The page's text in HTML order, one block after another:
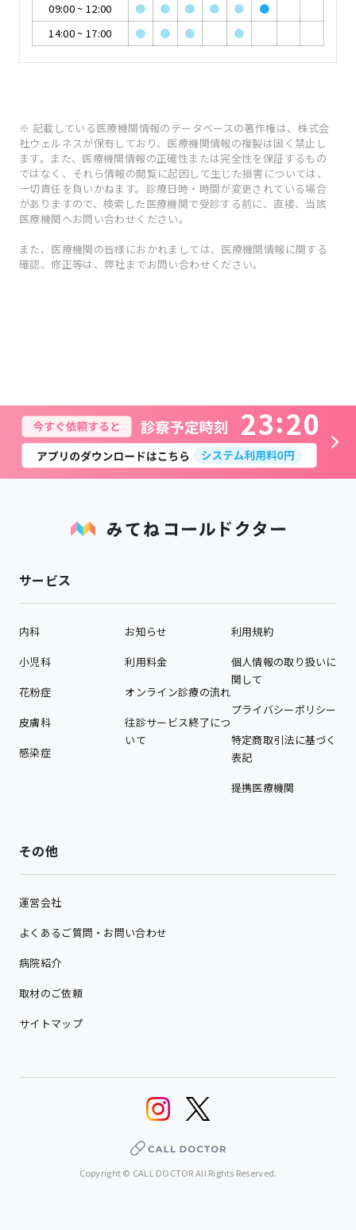
09:00~ 12:00 ● ● ● ● ●
●
14:00~ 17:00 ● ● ● ●
※ 記載している医療機関情報のデータベースの著作権は、株式会
社ウェルネスが保有しており、医療機関情報の複製は固く禁止し
ます。また、医療機関情報の正確性または完全性を保証するもの
ではなく、それら情報の閲覧に起因して生じた損害については、
一切責任を負いかねます。診療日時・時間が変更されている場合
がありますので、検索した医療機関で受診する前に、直接、当該
医療機関へお問い合わせください。
また、医療機関の皆様におかれましては、医療機関情報に関する
確認、修正等は、弊社までお問い合わせください。
23 20
サービス
内科
小児科
花粉症
皮膚科
感染症
お知らせ
利用料金
オンライン診療の流れ
往診サービス終了につ
いて
利用規約
個人情報の取り扱いに
関して
プライバシーポリシー
特定商取引法に基づく
表記
提携医療機関
その他
運営会社
よくあるご質問・お問い合わせ
病院紹介
取材のご依頼
サイトマップ
Copyright © CALL DOCTOR All Rights Reserved.